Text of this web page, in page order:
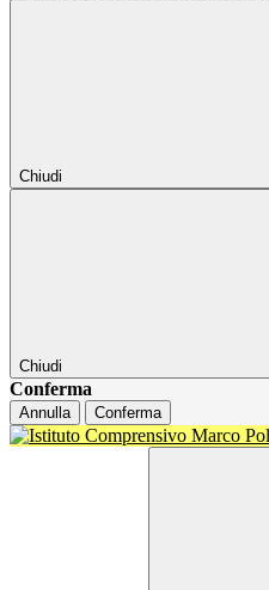
Chiudi
Chiudi
Conferma
Annulla Conferma